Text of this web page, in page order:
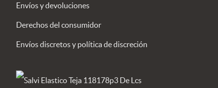
Envíos y devoluciones
Derechos del consumidor
Envíos discretos y política de discreción